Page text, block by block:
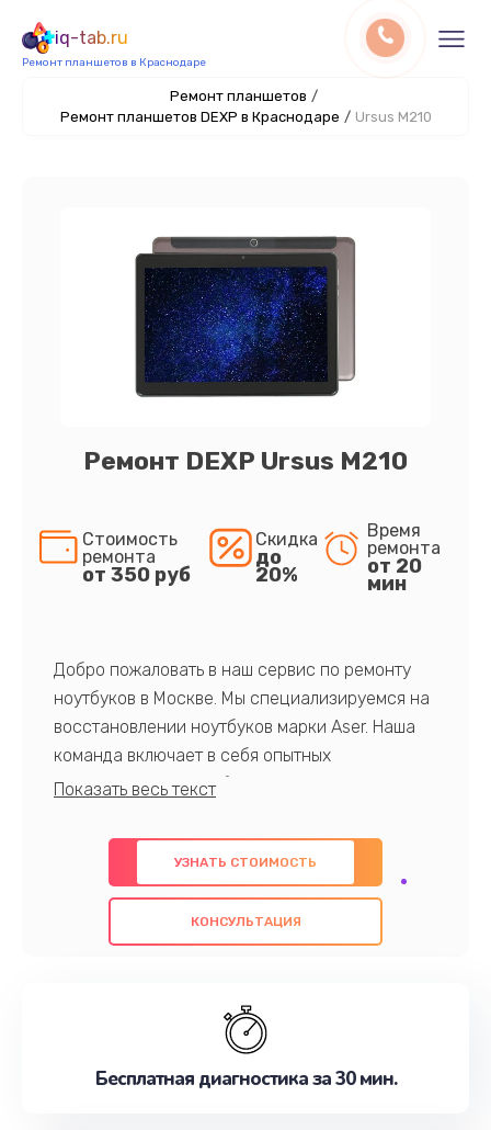
iq-tab.ru
Ремонт планшетов в Краснодаре
Ремонт планшетов /
Ремонт планшетов DEXP в Краснодаре / Ursus M210
Ремонт DEXP Ursus M210
Стоимость
ремонта
от 350 руб
Скидка
до
20%
Время
ремонта
от 20
мин
Добро пожаловать в наш сервис по ремонту
ноутбуков в Москве. Мы специализируемся на
восстановлении ноутбуков марки Aser. Наша
команда включает в себя опытных
профессионалов с обширными знаниями и
предлагаем быстрый и качественный ремонт с
использованием оригинальных компонентов, а
также гарантируем качество всех
проведенных работ. Наша цель - предоставить
наилучшим образом. Не медлите записаться на
УЗНАТЬ СТОИМОСТЬ
КОНСУЛЬТАЦИЯ
Бесплатная диагностика за 30 мин.